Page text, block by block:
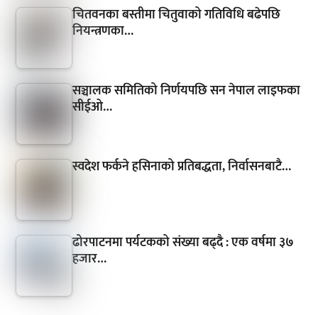
चितवनका बस्तीमा चितुवाको गतिविधि बढेपछि
नियन्त्रणका…
सञ्चालक समितिको निर्णयपछि सन नेपाल लाइफका
सीईओ…
स्वदेश फर्कने हसिनाको प्रतिबद्धता, निर्वासनबाटै…
ढोरपाटनमा पर्यटकको संख्या बढ्दै : एक वर्षमा ३७
हजार…